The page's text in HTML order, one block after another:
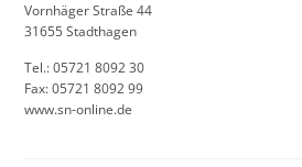
Vornhäger Straße 44
31655 Stadthagen
Tel.: 05721 8092 30
Fax: 05721 8092 99
www.sn-online.de